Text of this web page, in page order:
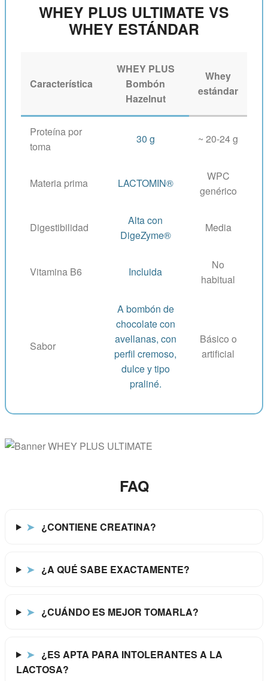
WHEY PLUS ULTIMATE VS
WHEY ESTÁNDAR
Característica
WHEY PLUS
Bombón
Hazelnut
Whey
estándar
Proteína por
toma
30 g ~ 20-24 g
Materia prima LACTOMIN®
WPC
genérico
Digestibilidad
Alta con
DigeZyme®
Media
Vitamina B6 Incluida
No
habitual
Sabor
A bombón de
chocolate con
avellanas, con
perfil cremoso,
dulce y tipo
praliné.
Básico o
artificial
FAQ
➤ ¿CONTIENE CREATINA?
➤ ¿A QUÉ SABE EXACTAMENTE?
➤ ¿CUÁNDO ES MEJOR TOMARLA?
➤ ¿ES APTA PARA INTOLERANTES A LA
LACTOSA?